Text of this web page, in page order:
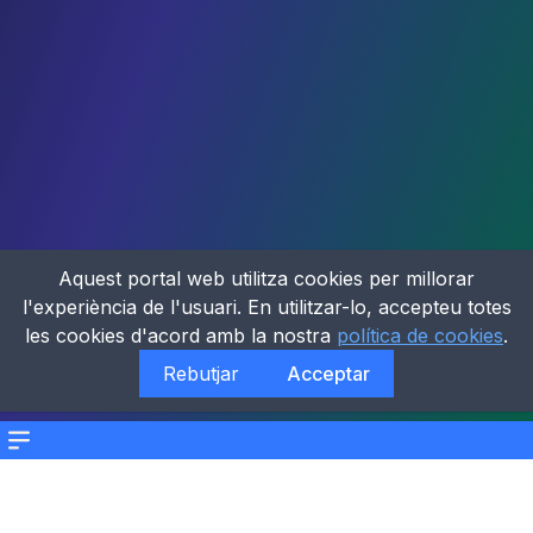
Menu
Aquest portal web utilitza cookies per millorar
l'experiència de l'usuari. En utilitzar-lo, accepteu totes
les cookies d'acord amb la nostra política de cookies.
Rebutjar
Acceptar